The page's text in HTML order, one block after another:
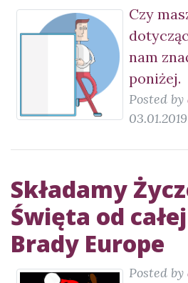
Czy
nam
poniżej.
Posted by
03.01.2019
Składamy
Święta od
Brady Europe
Posted by